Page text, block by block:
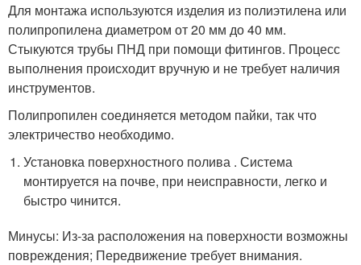
Для монтажа используются изделия из полиэтилена или
полипропилена диаметром от 20 мм до 40 мм.
Стыкуются трубы ПНД при помощи фитингов. Процесс
выполнения происходит вручную и не требует наличия
инструментов.
Полипропилен соединяется методом пайки, так что
электричество необходимо.
Установка поверхностного полива . Система
монтируется на почве, при неисправности, легко и
быстро чинится.
Минусы: Из-за расположения на поверхности возможны
повреждения; Передвижение требует внимания.